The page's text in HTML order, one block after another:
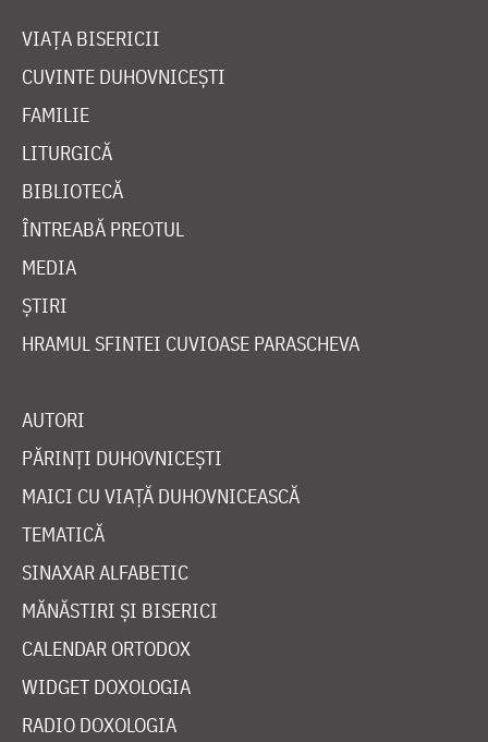
VIAȚA BISERICII
CUVINTE DUHOVNICEȘTI
FAMILIE
LITURGICĂ
BIBLIOTECĂ
ÎNTREABĂ PREOTUL
MEDIA
ȘTIRI
HRAMUL SFINTEI CUVIOASE PARASCHEVA
AUTORI
PĂRINȚI DUHOVNICEȘTI
MAICI CU VIAȚĂ DUHOVNICEASCĂ
TEMATICĂ
SINAXAR ALFABETIC
MĂNĂSTIRI ȘI BISERICI
CALENDAR ORTODOX
WIDGET DOXOLOGIA
RADIO DOXOLOGIA